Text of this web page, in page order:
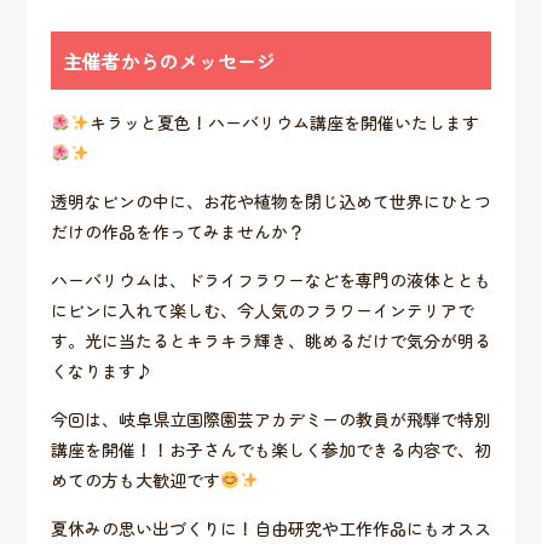
主催者からのメッセージ
キラッと夏色！ハーバリウム講座を開催いたします
透明なビンの中に、お花や植物を閉じ込めて世界にひとつ
だけの作品を作ってみませんか？
ハーバリウムは、ドライフラワーなどを専門の液体ととも
にビンに入れて楽しむ、今人気のフラワーインテリアで
す。光に当たるとキラキラ輝き、眺めるだけで気分が明る
くなります♪
今回は、岐阜県立国際園芸アカデミーの教員が飛騨で特別
講座を開催！！お子さんでも楽しく参加できる内容で、初
めての方も大歓迎です
夏休みの思い出づくりに！自由研究や工作作品にもオスス